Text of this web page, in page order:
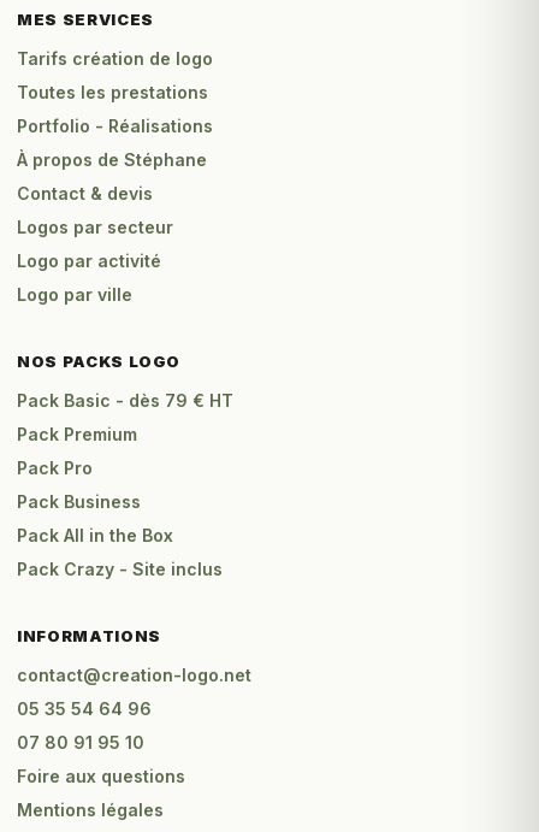
MES SERVICES
Tarifs création de logo
Toutes les prestations
Portfolio - Réalisations
À propos de Stéphane
Contact & devis
Logos par secteur
Logo par activité
Logo par ville
NOS PACKS LOGO
Pack Basic - dès 79 € HT
Pack Premium
Pack Pro
Pack Business
Pack All in the Box
Pack Crazy - Site inclus
INFORMATIONS
contact@creation-logo.net
05 35 54 64 96
07 80 91 95 10
Foire aux questions
Mentions légales